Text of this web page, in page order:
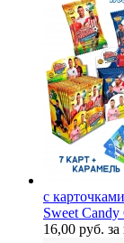
с
Sweet
16,00 руб. за